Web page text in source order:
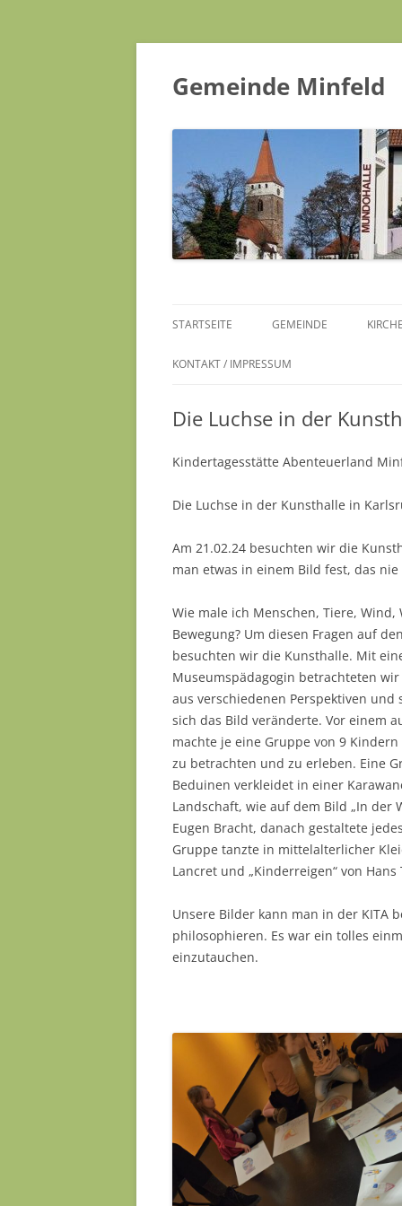
Gemeinde Minfeld
STARTSEITE GEMEINDE
KONTAKT / IMPRESSUM
Die Luchse in der
Kindertagesstätte Abenteuerland
Die Luchse in der Kunsthalle in
Am 21.02.24 besuchten wir die
man etwas in einem Bild fest, das
Wie male ich Menschen, Tiere, Wind,
Bewegung? Um diesen Fragen auf
besuchten wir die Kunsthalle. Mit
Museumspädagogin betrachteten
aus verschiedenen Perspektiven
sich das Bild veränderte. Vor einem
machte je eine Gruppe von 9
zu betrachten und zu erleben. Eine
Beduinen verkleidet in einer
Landschaft, wie auf dem Bild „In der
Eugen Bracht, danach gestaltete
Gruppe tanzte in mittelalterlicher
Lancret und „Kinderreigen“ von
Unsere Bilder kann man in der
philosophieren. Es war ein tolles
einzutauchen.